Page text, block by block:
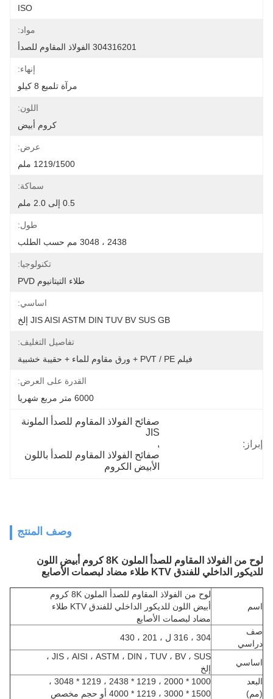
ISO
مواد:
304316201 الفولاذ المقاوم للصدأ
إنهاء:
مرآة تلميع 8 كيلو
اللون:
كروم أبيض
عرض:
1219/1500 ملم
سماكة:
0.5 إلى 2.0 ملم
طول:
2438 ، 3048 مم حسب الطلب
تكنولوجيا:
طلاء التيتانيوم PVD
اساسي:
JIS AISI ASTM DIN TUV BV SUS GB إلخ
تفاصيل التغليف:
فيلم PVT / PE + ورق مقاوم للماء + حقيبة خشبية
القدرة على العرض:
6000 متر مربع شهريا
إبراز:
صفائح الفولاذ المقاوم للصدأ الملونة
JIS
,
صفائح الفولاذ المقاوم للصدأ باللون
الأبيض الكروم
وصف المنتج
لوح من الفولاذ المقاوم للصدأ الملون 8K كروم أبيض اللون
للديكور الداخلي للفندق KTV طلاء مضاد لبصمات الأصابع
اسم
لوح من الفولاذ المقاوم للصدأ الملون 8K كروم
أبيض اللون للديكور الداخلي للفندق KTV طلاء
مضاد لبصمات الأصابع
صف
دراسي
304 ، 316 ل ، 201 ، 430
اساسي
JIS ، AISI ، ASTM ، DIN ، TUV ، BV ، SUS ،
إلخ
البعد
(مم)
1000 * 2000 ، 1219 * 2438 ، 1219 * 3048 ،
1500 * 3000 ، 1219 * 4000 أو حجم مخصص